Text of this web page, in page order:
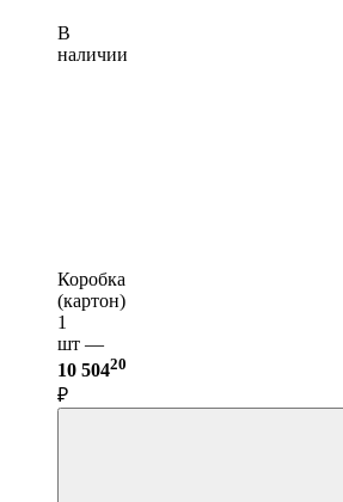
В
наличии
Коробка
(картон)
1
шт —
10 50420
₽